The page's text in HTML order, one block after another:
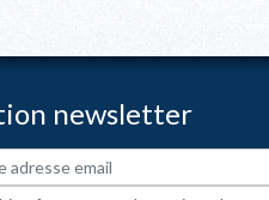
newsletter